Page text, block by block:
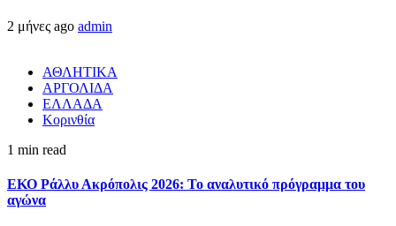
2 μήνες ago admin
ΑΘΛΗΤΙΚΑ
ΑΡΓΟΛΙΔΑ
ΕΛΛΑΔΑ
Κορινθία
1 min read
ΕΚΟ Ράλλυ Ακρόπολις 2026: Το αναλυτικό πρόγραμμα του
αγώνα